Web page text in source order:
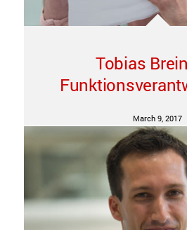
Tobias
March 9, 2017